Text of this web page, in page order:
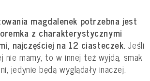
magdalenek potrzebna jest
z charakterystycznymi
najczęściej na 12 ciasteczek.Jeśli
nie mamy, to w innej też wyjdą, smak
jedynie będą wyglądały inaczej.